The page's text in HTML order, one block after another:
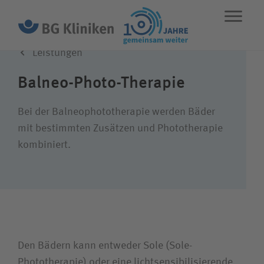
Leistungen
Über uns
Wie können wir Ihnen helfen?
Leistungen
Balneo-Photo-Therapie
Bei der Balneophototherapie werden Bäder
mit bestimmten Zusätzen und Phototherapie
kombiniert.
Den Bädern kann entweder Sole (Sole-